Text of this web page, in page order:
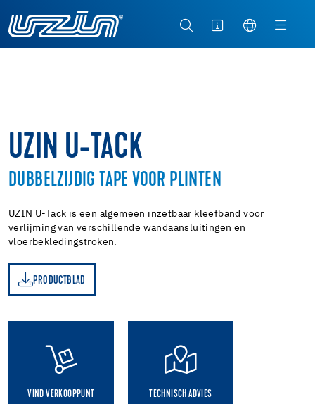
UZIN U-TACK
DUBBELZIJDIG TAPE VOOR PLINTEN
UZIN U-Tack is een algemeen inzetbaar kleefband voor
verlijming van verschillende wandaansluitingen en
vloerbekledingstroken.
PRODUCTBLAD
VIND VERKOOPPUNT TECHNISCH ADVIES